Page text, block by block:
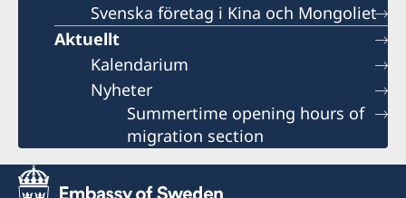
Svenska företag i Kina och Mongoliet
Aktuellt
Kalendarium
Nyheter
Summertime opening hours of
migration section